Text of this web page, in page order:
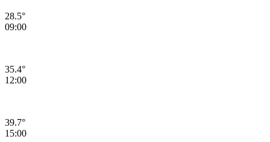
28.5°
09:00
35.4°
12:00
39.7°
15:00